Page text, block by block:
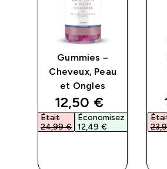
Gummies –
Cheveux, Peau
et Ongles
discounted price
12,50 €‎
Était
24,99 €‎
Économisez
12,49 €‎